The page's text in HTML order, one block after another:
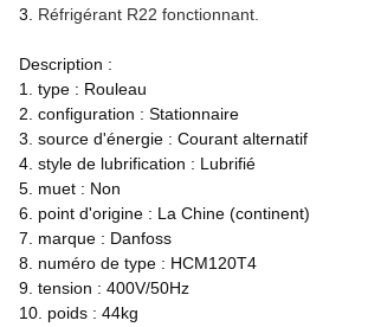
3. Réfrigérant R22 fonctionnant.
Description :
1. type : Rouleau
2. configuration : Stationnaire
3. source d'énergie : Courant alternatif
4. style de lubrification : Lubrifié
5. muet : Non
6. point d'origine : La Chine (continent)
7. marque : Danfoss
8. numéro de type : HCM120T4
9. tension : 400V/50Hz
10. poids : 44kg